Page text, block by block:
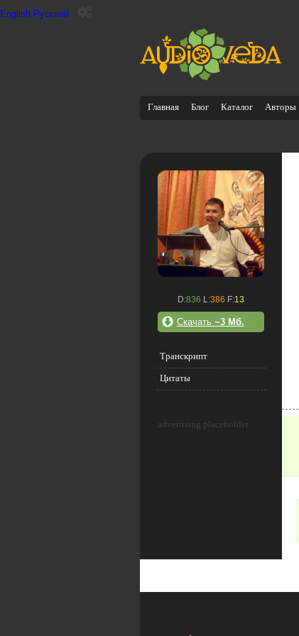
English Русский
Главная Блог Каталог Авторы
D:836 L:386 F:13
Скачать ~3 Мб.
Транскрипт
Цитаты
advertising placeholder